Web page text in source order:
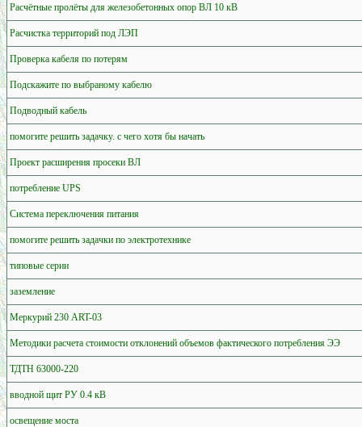
Расчётные пролёты для железобетонных опор ВЛ 10 кВ
Расчистка территорий под ЛЭП
Проверка кабеля по потерям
Подскажите по выбраному кабелю
Подводный кабель
помогите решить задачку. с чего хотя бы начать
Проект расширения просеки ВЛ
потребление UPS
Система переключения питания
помогите решить задачки по электротехнике
типовые серии
заземление
Меркурий 230 ART-03
Методики расчета стоимости отклонений объемов фактического потребления ЭЭ
ТДТН 63000-220
вводной щит РУ 0.4 кВ
освещение моста